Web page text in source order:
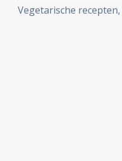
Vegetarische